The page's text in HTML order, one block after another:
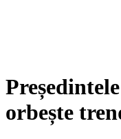
orbește